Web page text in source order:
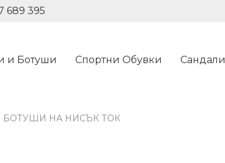
689 395
и Ботуши Спортни Обувки Сандали
БОТУШИ НА НИСЪК ТОК